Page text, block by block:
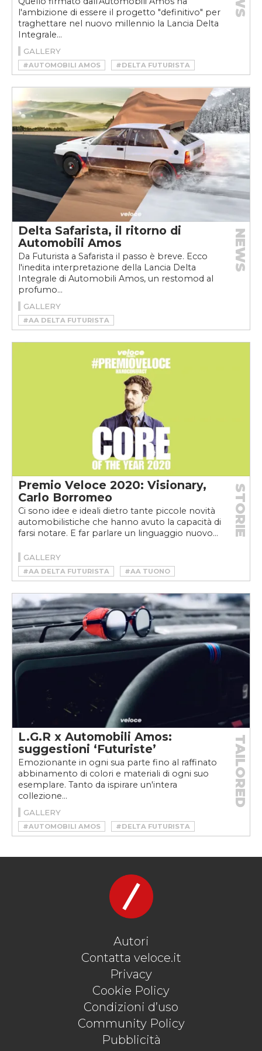
l'ambizione di essere il progetto "definitivo" per
traghettare nel nuovo millennio la Lancia Delta
Integrale...
GALLERY
#AUTOMOBILI AMOS
#DELTA FUTURISTA
#LANCIA DELTA INTEGRALE
Delta Safarista, il ritorno di
Automobili Amos
Da Futurista a Safarista il passo è breve. Ecco
l'inedita interpretazione della Lancia Delta
Integrale di Automobili Amos, un restomod al
profumo...
NEWS
GALLERY
#AA DELTA FUTURISTA
#AUTOMOBILI AMOS
#DELTA FUTURISTA
#DELTA SAFARISTA
#LANCIA DELTA INTEGRALE
#LANCIA DELTA INTEGRALE RESTOMOD
#RESTOMOD LANCIA DELTA
Premio Veloce 2020: Visionary,
Carlo Borromeo
Ci sono idee e ideali dietro tante piccole novità
automobilistiche che hanno avuto la capacità di
farsi notare. E far parlare un linguaggio nuovo...
STORIE
GALLERY
#AA DELTA FUTURISTA
#AA TUONO
#AUTOMOBILI AMOS
#CARLO BORROMEO
#DELTA FUTURISTA
#DESIGNER
#FIAT 500 JOLLY
#GARAGE ITALIA
#MASERATI FUORISERIE
#MASERATI PROJECT REKALL
#PANDA 4X4 ICON-E
#PREMIOVELOCE
#PREMIOVELOCE2020
#PREMIOVELOCECORE
#VELOCE AWARDS
L.G.R x Automobili Amos:
suggestioni ‘Futuriste’
Emozionante in ogni sua parte fino al raffinato
abbinamento di colori e materiali di ogni suo
esemplare. Tanto da ispirare un'intera
collezione...
TAILORED
GALLERY
#AUTOMOBILI AMOS
#DELTA FUTURISTA
#L.G.R
#L.G.R X AUTOMOBILI AMOS
Autori
Contatta veloce.it
Privacy
Cookie Policy
Condizioni d’uso
Community Policy
Pubblicità